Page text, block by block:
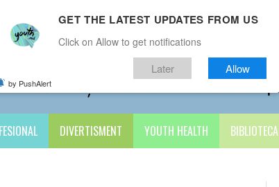
CONDIȚII CONTACTE
DIVERTISMENT YOUTH HEALTH BIBLIOTECA
GET THE LATEST UPDATES FROM US
Click on Allow to get notifications
Later Allow
by PushAlert